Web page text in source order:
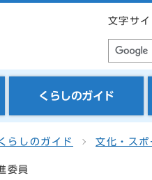
文字サイ
くらしのガイド
らしのガイド 文化・スポ
委員